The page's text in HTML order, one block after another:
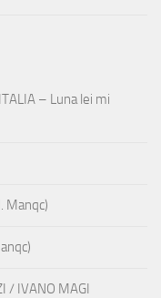
– Luna lei mi
Manqc)
/ IVANO MAGI